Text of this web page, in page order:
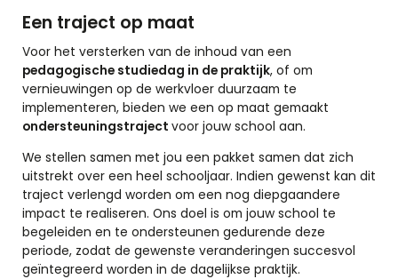
Een traject op maat
Voor het versterken van de inhoud van een
pedagogische studiedag in de praktijk, of om
vernieuwingen op de werkvloer duurzaam te
implementeren, bieden we een op maat gemaakt
ondersteuningstraject voor jouw school aan.
We stellen samen met jou een pakket samen dat zich
uitstrekt over een heel schooljaar. Indien gewenst kan dit
traject verlengd worden om een nog diepgaandere
impact te realiseren. Ons doel is om jouw school te
begeleiden en te ondersteunen gedurende deze
periode, zodat de gewenste veranderingen succesvol
geïntegreerd worden in de dagelijkse praktijk.